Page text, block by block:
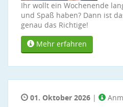
Ihr wollt ein Wochenende
und Spaß haben? Dann ist
genau das Richtige!
Mehr erfahren
01. Oktober 2026 |